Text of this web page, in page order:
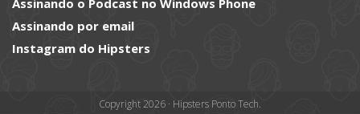
Assinando o Podcast no Windows Phone
Assinando por email
Instagram do Hipsters
Copyright 2026 · Hipsters Ponto Tech.